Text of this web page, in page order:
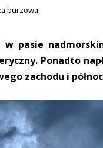
burzowa
pasie
Ponadto
zachodu i